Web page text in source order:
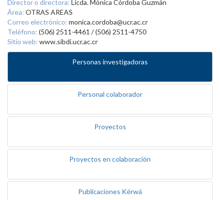
Director o directora: Licda. Mónica Córdoba Guzmán
Área: OTRAS AREAS
Correo electrónico: monica.cordoba@ucr.ac.cr
Teléfono: (506) 2511-4461 / (506) 2511-4750
Sitio web: www.sibdi.ucr.ac.cr
Personas investigadoras
Personal colaborador
Proyectos
Proyectos en colaboración
Publicaciones Kérwá